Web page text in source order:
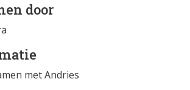
door
met Andries